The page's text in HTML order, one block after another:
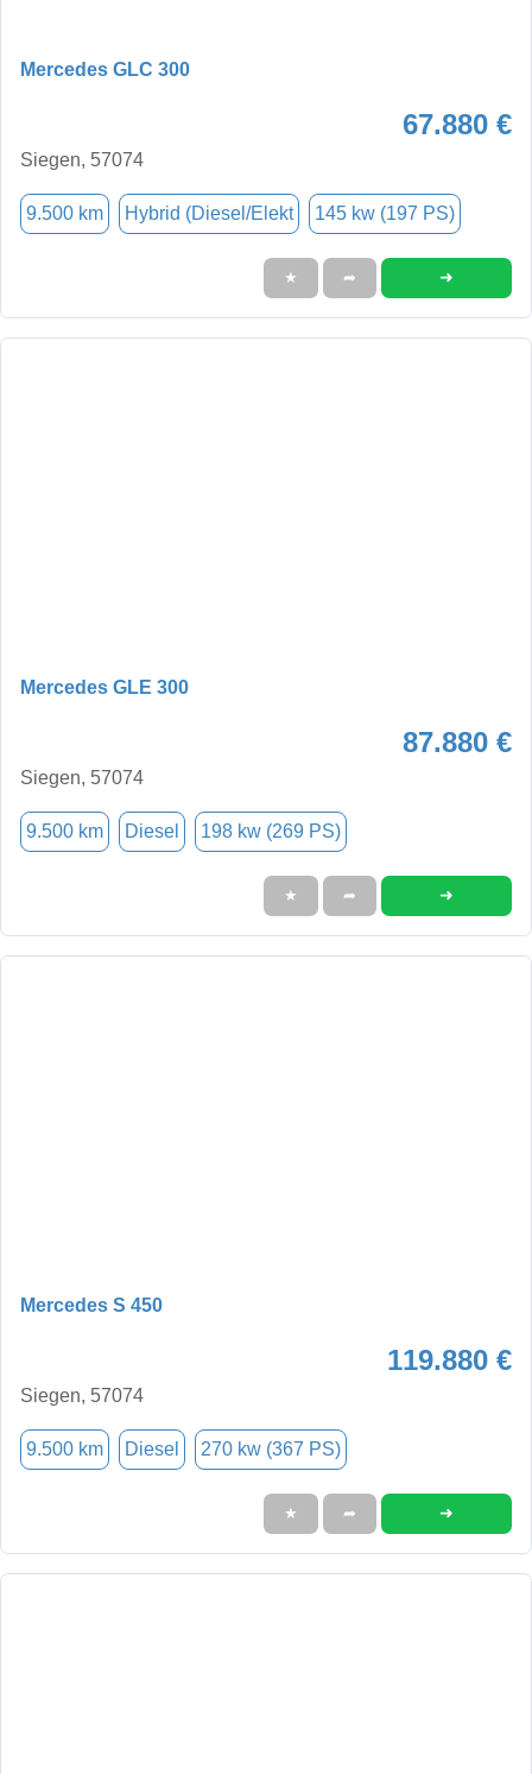
Mercedes GLC 300
67.880 €
Siegen, 57074
9.500 km Hybrid (Diesel/Elekt 145 kw (197 PS)
★ ➦ ➜
Mercedes GLE 300
87.880 €
Siegen, 57074
9.500 km Diesel 198 kw (269 PS)
★ ➦ ➜
Mercedes S 450
119.880 €
Siegen, 57074
9.500 km Diesel 270 kw (367 PS)
★ ➦ ➜